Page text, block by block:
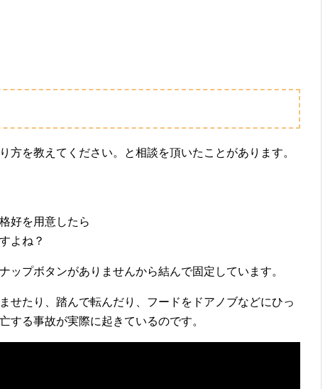
方を教えてください。と相談を頂いたことがあります。
好を用意したら
よね？
ップボタンがありませんから結んで固定しています。
せたり、踏んで転んだり、フードをドアノブなどにひっ
する事故が実際に起きているのです。